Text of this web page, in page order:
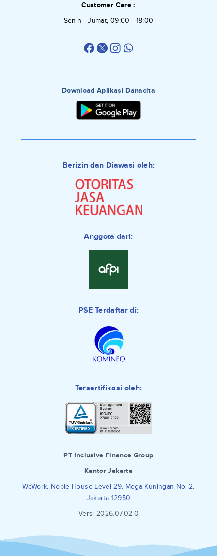
Customer Care :
Senin - Jumat, 09:00 - 18:00
Download Aplikasi Danacita
Berizin dan Diawasi oleh:
Anggota dari:
PSE Terdaftar di:
Tersertifikasi oleh:
PT Inclusive Finance Group
Kantor Jakarta
WeWork, Noble House Level 29, Mega Kuningan No. 2,
Jakarta 12950
Versi 2026.07.02.0